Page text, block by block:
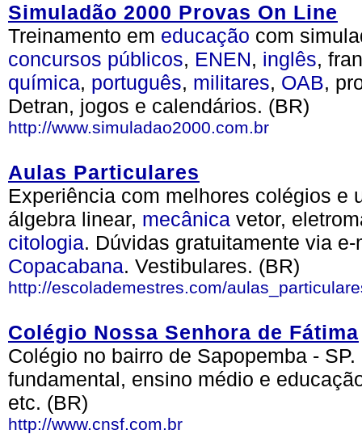
Simuladão 2000 Provas On Line
Treinamento em educação com
concursos públicos, ENEN, inglês,
química, português, militares, OAB,
Detran, jogos e calendários. (BR)
http://www.simuladao2000.com.br
Aulas Particulares
Experiência com melhores colégios e
álgebra linear, mecânica vetor,
citologia. Dúvidas gratuitamente via
Copacabana. Vestibulares. (BR)
http://escolademestres.com/
Colégio Nossa Senhora de Fátima
Colégio no bairro de Sapopemba -
fundamental, ensino médio e
etc. (BR)
http://www.cnsf.com.br